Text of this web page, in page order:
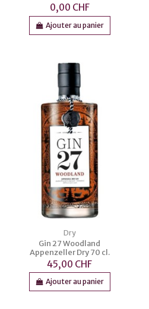
0,00 CHF
Ajouter au panier
Dry
Gin 27 Woodland
Appenzeller Dry 70 cl.
45,00 CHF
Ajouter au panier